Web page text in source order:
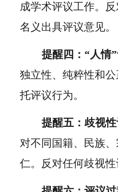
成学术评议工作。
名义出具评议意见。
提醒四：“人情
独立性、纯粹性和
托评议行为。
提醒五：歧视
对不同国籍、民族
仁。反对任何歧视性